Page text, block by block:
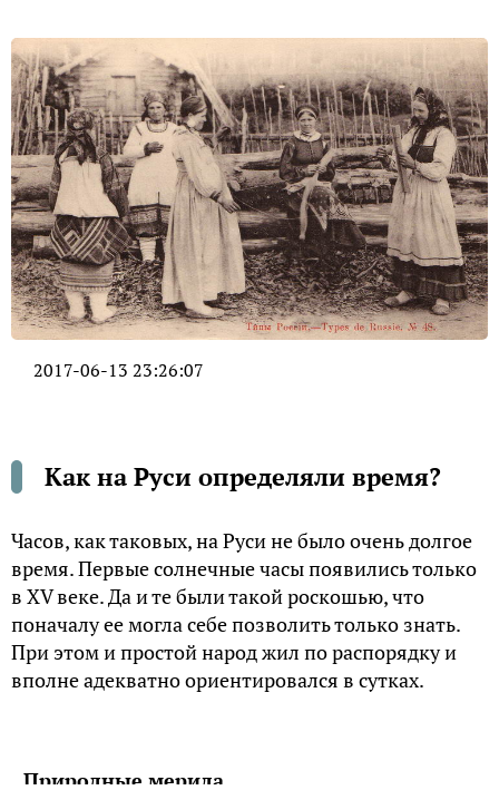
2017-06-13 23:26:07
Как на Руси определяли время?
Часов, как таковых, на Руси не было очень долгое
время. Первые солнечные часы появились только
в XV веке. Да и те были такой роскошью, что
поначалу ее могла себе позволить только знать.
При этом и простой народ жил по распорядку и
вполне адекватно ориентировался в сутках.
Природные мерила